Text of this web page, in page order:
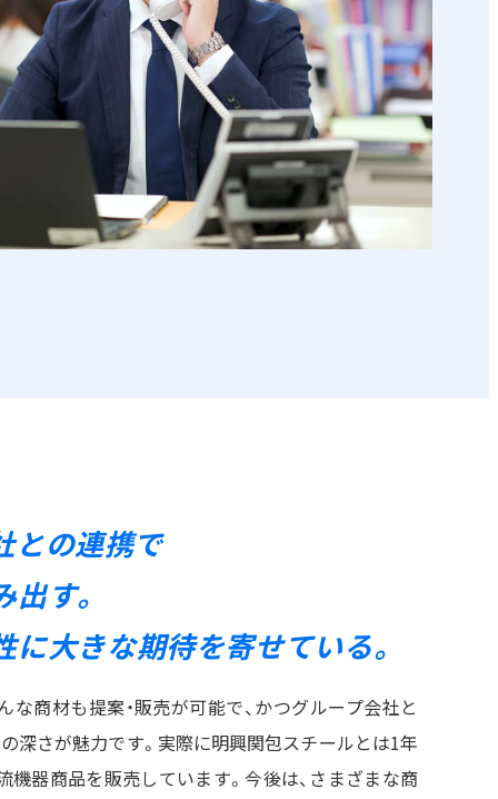
との連携で
す。
に大きな期待を寄せている。
な商材も提案・販売が可能で、かつグループ会社と
深さが魅力です。実際に明興関包スチールとは1年
機器商品を販売しています。今後は、さまざまな商